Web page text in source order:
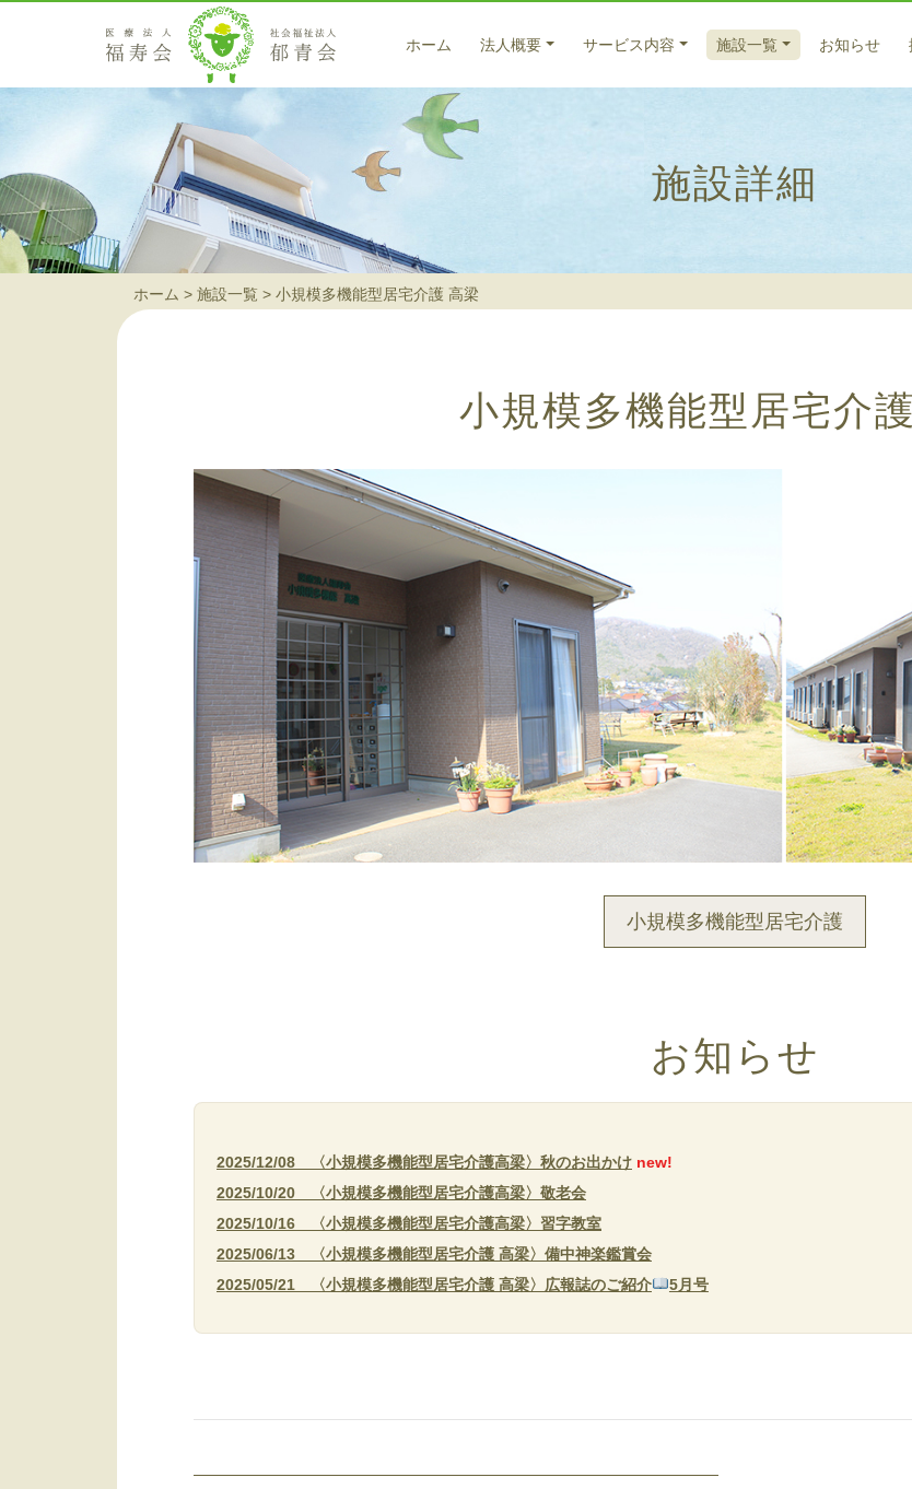
ホーム 法人概要
ごあいさつ
サービス内容 施設一覧
藤戸クリニック
訪問看護ステーション 翡翠（ヒスイ）
在宅サービス
特別養護老人ホーム サンバードナーシングホーム
グループホーム うらら
グループホーム びっちゅう
グループホーム 高梁
介護付有料老人ホーム 恵風
介護付有料老人ホーム テラス藤
老人保健施設 倉敷藤戸荘（入所・リハ）
お知らせ
ホーム 施設一覧 小規模多機能型居宅介護 高梁
施設詳細
小規模多機能型居宅介護
小規模多機能型居宅介護
お知らせ
2025/12/08 〈小規模多機能型居宅介護高梁〉秋のお出かけ new!
2025/10/20 〈小規模多機能型居宅介護高梁〉敬老会
2025/10/16 〈小規模多機能型居宅介護高梁〉習字教室
2025/06/13 〈小規模多機能型居宅介護 高梁〉備中神楽鑑賞会
2025/05/21 〈小規模多機能型居宅介護 高梁〉広報誌のご紹介
5月号